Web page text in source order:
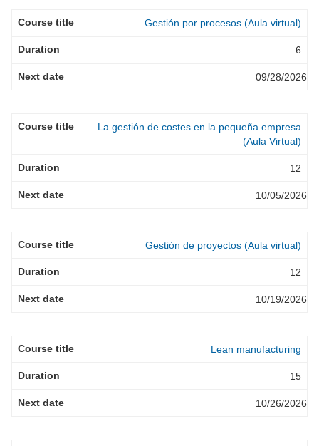
Gestión por procesos (Aula virtual)
6
09/28/2026
La gestión de costes en la pequeña empresa
(Aula Virtual)
12
10/05/2026
Gestión de proyectos (Aula virtual)
12
10/19/2026
Lean manufacturing
15
10/26/2026